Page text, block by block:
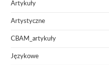
Artykuły
Artystyczne
CBAM_artykuły
Językowe